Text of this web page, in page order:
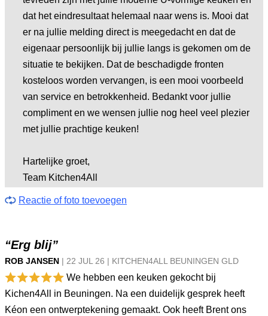
dat het eindresultaat helemaal naar wens is. Mooi dat
er na jullie melding direct is meegedacht en dat de
eigenaar persoonlijk bij jullie langs is gekomen om de
situatie te bekijken. Dat de beschadigde fronten
kosteloos worden vervangen, is een mooi voorbeeld
van service en betrokkenheid. Bedankt voor jullie
compliment en we wensen jullie nog heel veel plezier
met jullie prachtige keuken!
Hartelijke groet,
Team Kitchen4All
Reactie of foto toevoegen
“Erg blij”
ROB JANSEN | 22 JUL 26 | KITCHEN4ALL BEUNINGEN GLD
We hebben een keuken gekocht bij
Kichen4All in Beuningen. Na een duidelijk gesprek heeft
Kéon een ontwerptekening gemaakt. Ook heeft Brent ons